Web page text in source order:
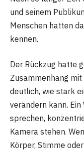
und seinem
Menschen hatten
kennen.
Der Rückzug hatte
Zusammenhang mit
deutlich, wie stark
verändern kann.
sprechen,
Kamera stehen.
Körper, Stimme